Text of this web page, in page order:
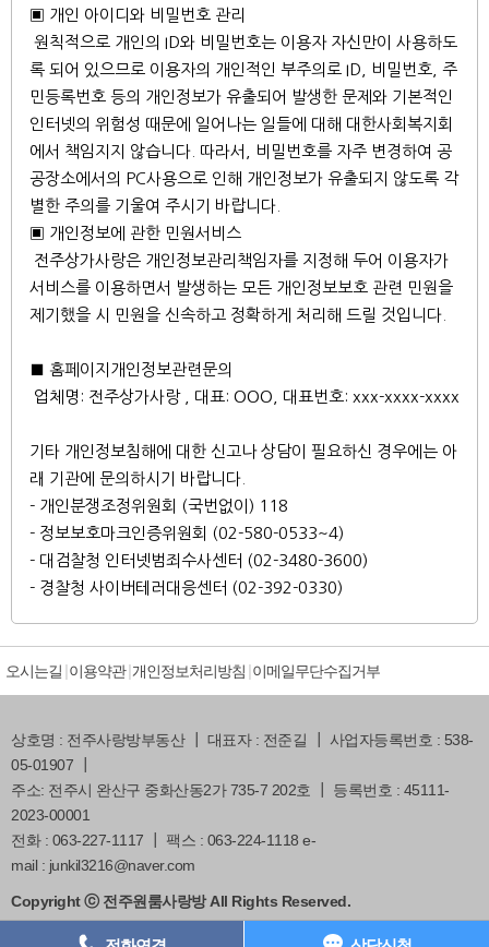
▣ 개인 아이디와 비밀번호 관리
원칙적으로 개인의 ID와 비밀번호는 이용자 자신만이 사용하도
록 되어 있으므로 이용자의 개인적인 부주의로 ID, 비밀번호, 주
민등록번호 등의 개인정보가 유출되어 발생한 문제와 기본적인
인터넷의 위험성 때문에 일어나는 일들에 대해 대한사회복지회
에서 책임지지 않습니다. 따라서, 비밀번호를 자주 변경하여 공
공장소에서의 PC사용으로 인해 개인정보가 유출되지 않도록 각
별한 주의를 기울여 주시기 바랍니다.
▣ 개인정보에 관한 민원서비스
전주상가사랑은 개인정보관리책임자를 지정해 두어 이용자가
서비스를 이용하면서 발생하는 모든 개인정보보호 관련 민원을
제기했을 시 민원을 신속하고 정확하게 처리해 드릴 것입니다.
■ 홈페이지개인정보관련문의
업체명: 전주상가사랑 , 대표: OOO, 대표번호: xxx-xxxx-xxxx
기타 개인정보침해에 대한 신고나 상담이 필요하신 경우에는 아
래 기관에 문의하시기 바랍니다.
- 개인분쟁조정위원회 (국번없이) 118
- 정보보호마크인증위원회 (02-580-0533~4)
- 대검찰청 인터넷범죄수사센터 (02-3480-3600)
- 경찰청 사이버테러대응센터 (02-392-0330)
오시는길 이용약관 개인정보처리방침 이메일무단수집거부
상호명 : 전주사랑방부동산 ┃ 대표자 : 전준길 ┃ 사업자등록번호 : 538-
05-01907 ┃
주소: 전주시 완산구 중화산동2가 735-7 202호 ┃ 등록번호 : 45111-
2023-00001
전화 : 063-227-1117 ┃ 팩스 : 063-224-1118 e-
mail : junkil3216@naver.com
Copyright ⓒ 전주원룸사랑방 All Rights Reserved.